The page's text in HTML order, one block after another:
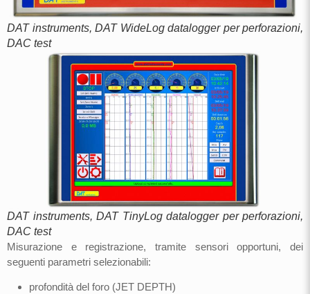
DAT instruments, DAT WideLog datalogger per perforazioni,
DAC test
DAT instruments, DAT TinyLog datalogger per perforazioni,
DAC test
Misurazione e registrazione, tramite sensori opportuni, dei
seguenti parametri selezionabili:
profondità del foro (JET DEPTH)